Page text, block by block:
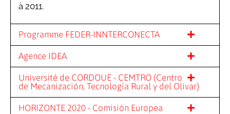
à 2011.
Programme FEDER-INNTERCONECTA
Agence IDEA
Université de CORDOUE - CEMTRO (Centro
de Mecanización, Tecnología Rural y del Olivar)
HORIZONTE 2020 - Comisión Europea